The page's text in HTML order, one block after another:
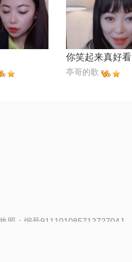
你笑起来真好看
亭哥的歌
照：编号91110108571272704J